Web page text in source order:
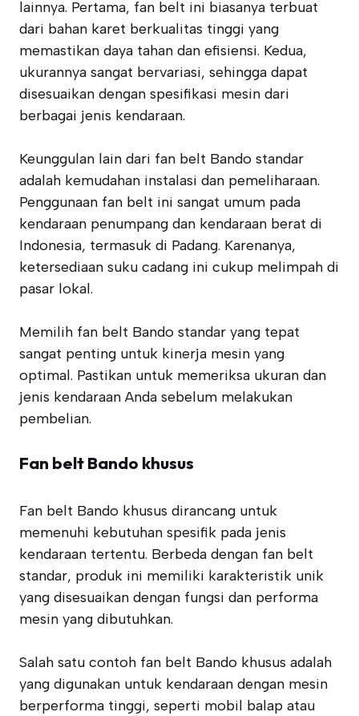
lainnya. Pertama, fan belt ini biasanya terbuat
dari bahan karet berkualitas tinggi yang
memastikan daya tahan dan efisiensi. Kedua,
ukurannya sangat bervariasi, sehingga dapat
disesuaikan dengan spesifikasi mesin dari
berbagai jenis kendaraan.
Keunggulan lain dari fan belt Bando standar
adalah kemudahan instalasi dan pemeliharaan.
Penggunaan fan belt ini sangat umum pada
kendaraan penumpang dan kendaraan berat di
Indonesia, termasuk di Padang. Karenanya,
ketersediaan suku cadang ini cukup melimpah di
pasar lokal.
Memilih fan belt Bando standar yang tepat
sangat penting untuk kinerja mesin yang
optimal. Pastikan untuk memeriksa ukuran dan
jenis kendaraan Anda sebelum melakukan
pembelian.
Fan belt Bando khusus
Fan belt Bando khusus dirancang untuk
memenuhi kebutuhan spesifik pada jenis
kendaraan tertentu. Berbeda dengan fan belt
standar, produk ini memiliki karakteristik unik
yang disesuaikan dengan fungsi dan performa
mesin yang dibutuhkan.
Salah satu contoh fan belt Bando khusus adalah
yang digunakan untuk kendaraan dengan mesin
berperforma tinggi, seperti mobil balap atau